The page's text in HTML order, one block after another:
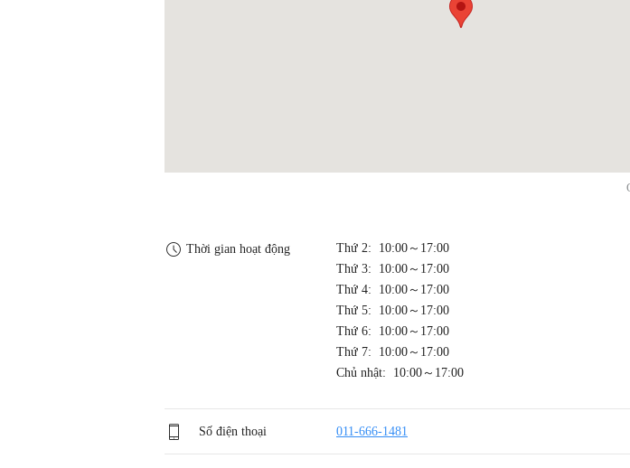
Thời gian hoạt động
Thứ 2: 10:00～17:00
Thứ 3: 10:00～17:00
Thứ 4: 10:00～17:00
Thứ 5: 10:00～17:00
Thứ 6: 10:00～17:00
Thứ 7: 10:00～17:00
Chủ nhật: 10:00～17:00
Số điện thoại 011-666-1481